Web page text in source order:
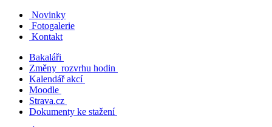
Novinky
Fotogalerie
Kontakt
Bakaláři
Změny rozvrhu hodin
Kalendář akcí
Moodle
Strava.cz
Dokumenty ke stažení